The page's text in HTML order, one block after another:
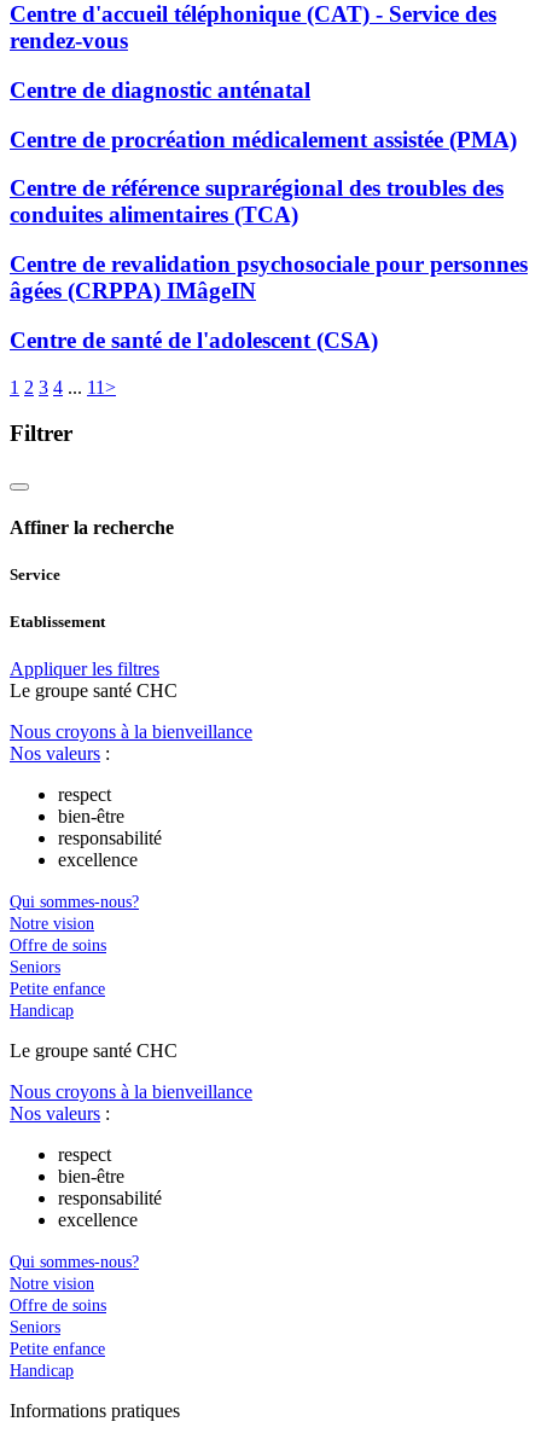
Centre d'accueil téléphonique (CAT) - Service des
rendez-vous
Centre de diagnostic anténatal
Centre de procréation médicalement assistée (PMA)
Centre de référence suprarégional des troubles des
conduites alimentaires (TCA)
Centre de revalidation psychosociale pour personnes
âgées (CRPPA) IMâgeIN
Centre de santé de l'adolescent (CSA)
1 2 3 4 ... 11>
Filtrer
Affiner la recherche
Service
Etablissement
Appliquer les filtres
Le groupe santé CHC
Nous croyons à la bienveillance
Nos valeurs :
respect
bien-être
responsabilité
excellence
Qui sommes-nous?
Notre vision
Offre de soins
Seniors
Petite enfance
Handicap
Le groupe santé CHC
Nous croyons à la bienveillance
Nos valeurs :
respect
bien-être
responsabilité
excellence
Qui sommes-nous?
Notre vision
Offre de soins
Seniors
Petite enfance
Handicap
Informations pratiques